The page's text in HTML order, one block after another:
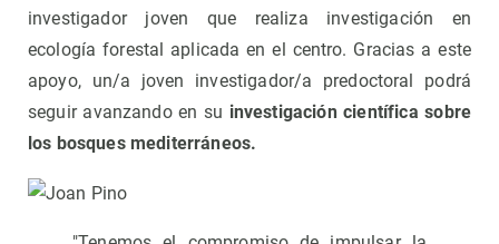
investigador joven que realiza investigación en
ecología forestal aplicada en el centro. Gracias a este
apoyo, un/a joven investigador/a predoctoral podrá
seguir avanzando en su investigación científica sobre
los bosques mediterráneos.